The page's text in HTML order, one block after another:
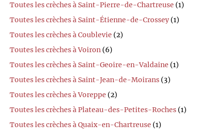
Toutes les crèches à Saint-Pierre-de-Chartreuse (1)
Toutes les crèches à Saint-Étienne-de-Crossey (1)
Toutes les crèches à Coublevie (2)
Toutes les crèches à Voiron (6)
Toutes les crèches à Saint-Geoire-en-Valdaine (1)
Toutes les crèches à Saint-Jean-de-Moirans (3)
Toutes les crèches à Voreppe (2)
Toutes les crèches à Plateau-des-Petites-Roches (1)
Toutes les crèches à Quaix-en-Chartreuse (1)